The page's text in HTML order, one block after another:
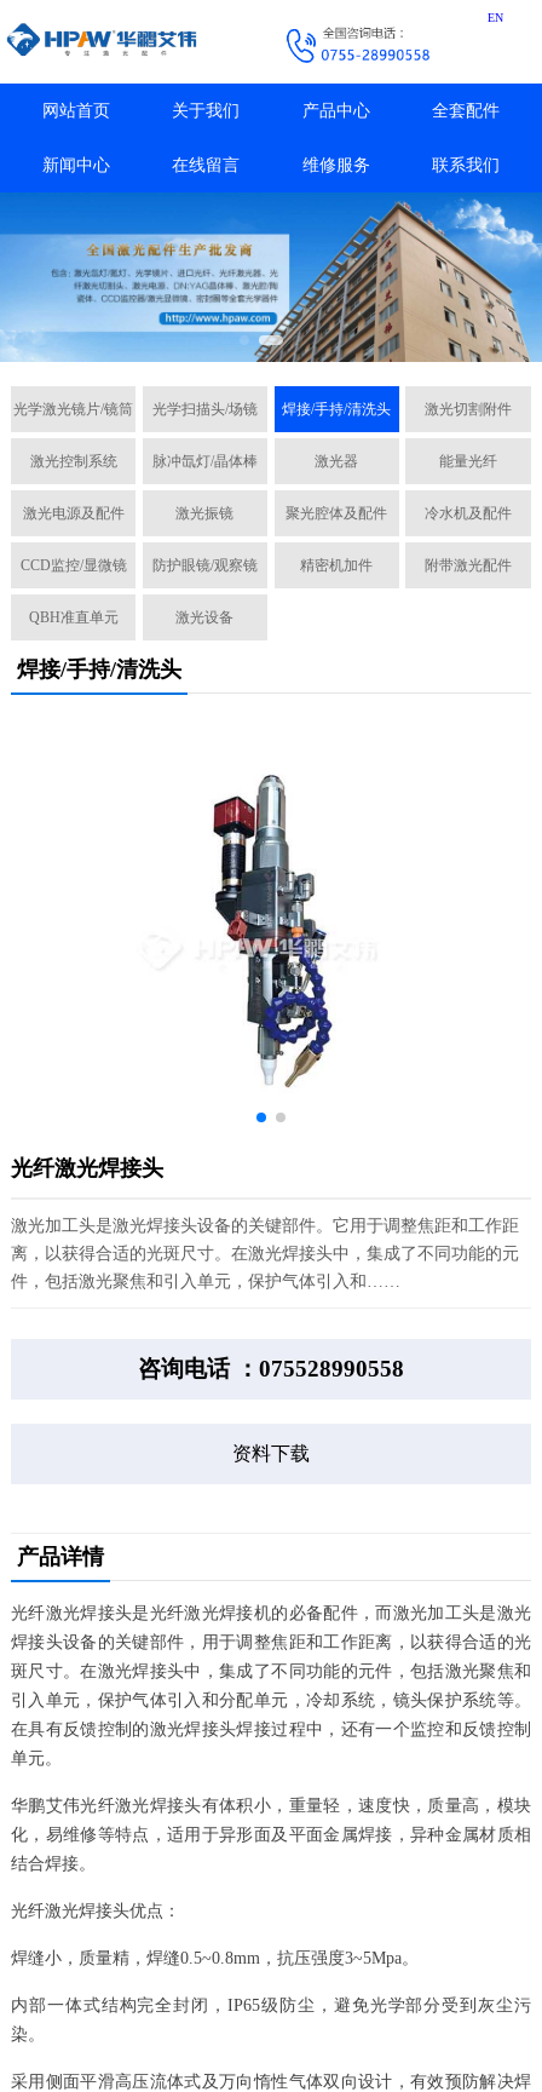
EN
网站首页 关于我们 产品中心 全套配件
新闻中心 在线留言 维修服务 联系我们
光学激光镜片/镜筒 光学扫描头/场镜 焊接/手持/清洗头 激光切割附件
激光控制系统 脉冲氙灯/晶体棒 激光器 能量光纤
激光电源及配件 激光振镜 聚光腔体及配件 冷水机及配件
CCD监控/显微镜 防护眼镜/观察镜 精密机加件 附带激光配件
QBH准直单元 激光设备
焊接/手持/清洗头
光纤激光焊接头
激光加工头是激光焊接头设备的关键部件。它用于调整焦距和工作距
离，以获得合适的光斑尺寸。在激光焊接头中，集成了不同功能的元
件，包括激光聚焦和引入单元，保护气体引入和……
咨询电话 ：075528990558
资料下载
产品详情
光纤激光焊接头是光纤激光焊接机的必备配件，而激光加工头是激光
焊接头设备的关键部件，用于调整焦距和工作距离，以获得合适的光
斑尺寸。在激光焊接头中，集成了不同功能的元件，包括激光聚焦和
引入单元，保护气体引入和分配单元，冷却系统，镜头保护系统等。
在具有反馈控制的激光焊接头焊接过程中，还有一个监控和反馈控制
单元。
华鹏艾伟光纤激光焊接头有体积小，重量轻，速度快，质量高，模块
化，易维修等特点，适用于异形面及平面金属焊接，异种金属材质相
结合焊接。
光纤激光焊接头优点：
焊缝小，质量精，焊缝0.5~0.8mm，抗压强度3~5Mpa。
内部一体式结构完全封闭，IP65级防尘，避免光学部分受到灰尘污
染。
采用侧面平滑高压流体式及万向惰性气体双向设计，有效预防解决焊